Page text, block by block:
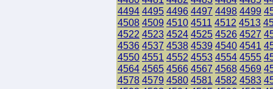
4494 4495 4496 4497 4498 4499
4508 4509 4510 4511 4512 4513
4522 4523 4524 4525 4526 4527
4536 4537 4538 4539 4540 4541
4550 4551 4552 4553 4554 4555
4564 4565 4566 4567 4568 4569
4578 4579 4580 4581 4582 4583